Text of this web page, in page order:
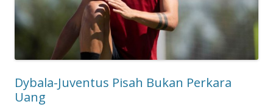
Dybala-Juventus Pisah Bukan Perkara
Uang